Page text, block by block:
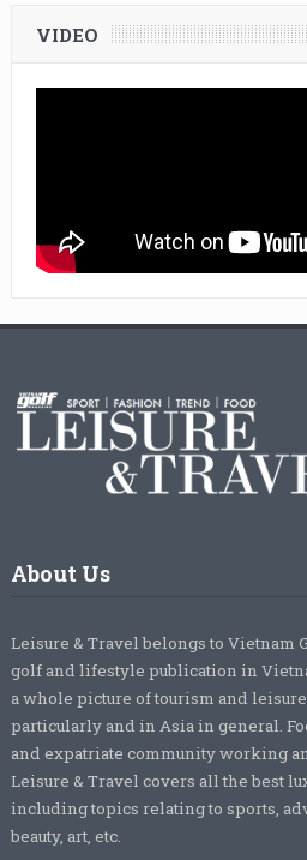
VIDEO
About Us
Leisure & Travel belongs to Vietnam
golf and lifestyle publication in
a whole picture of tourism and
particularly and in Asia in general.
and expatriate community working
Leisure & Travel covers all the best
including topics relating to sports,
beauty, art, etc.